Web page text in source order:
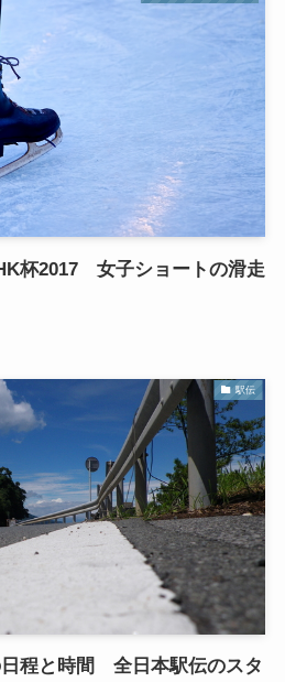
杯2017 女子ショートの滑走
駅伝
程と時間 全日本駅伝のスタ